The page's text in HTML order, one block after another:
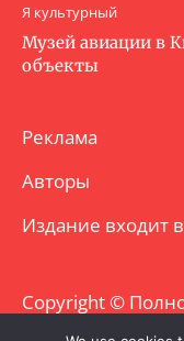
Я культурный
Музей авиации в
объекты
Реклама
Авторы
Издание входит
Copyright ©
запрещено.